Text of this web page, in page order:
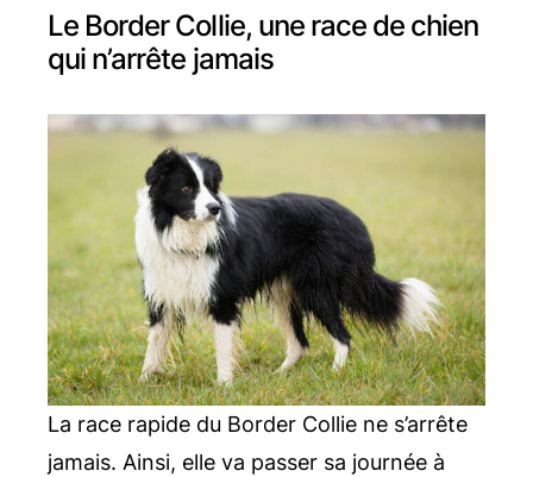
Le Border Collie, une race de chien
qui n’arrête jamais
La race rapide du Border Collie ne s’arrête
jamais. Ainsi, elle va passer sa journée à